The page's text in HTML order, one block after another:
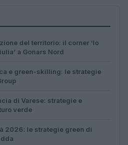
del territorio: il corner ‘Io
a Gonars Nord
e green-skilling: le strategie
di Varese: strategie e
verde
2026: le strategie green di